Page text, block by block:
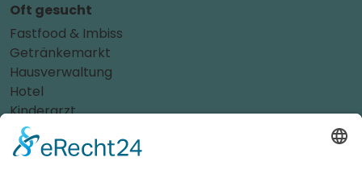
Oft gesucht
Fastfood & Imbiss
Getränkemarkt
Hausverwaltung
Hotel
Kinderarzt
Personalvermittler
Weitere Sportvereine